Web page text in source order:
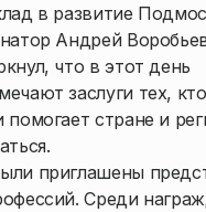
в развитие
Андрей
что в этот день
заслуги тех,
стране и
приглашены
Среди